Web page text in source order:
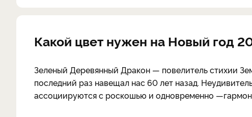
Какой цвет нужен на Новый год
Зеленый Деревянный Дракон — повелитель стихии
последний раз навещал нас 60 лет назад.
ассоциируются с роскошью и одновременно